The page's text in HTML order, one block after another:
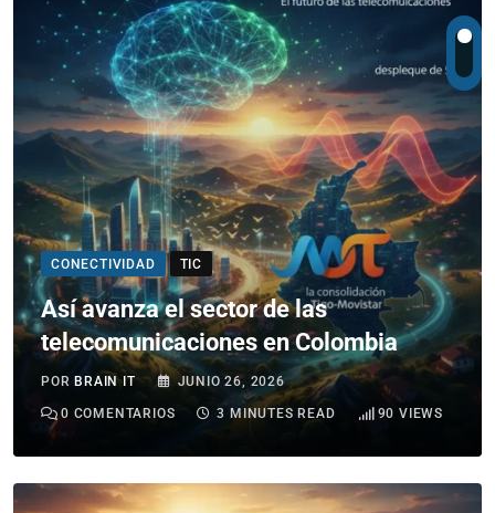
CONECTIVIDAD TIC
Así avanza el sector de las
telecomunicaciones en Colombia
POR BRAIN IT JUNIO 26, 2026
0 COMENTARIOS 3 MINUTES READ 90 VIEWS